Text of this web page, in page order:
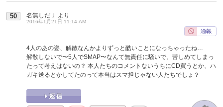
50 名無しだＪ より
2016年1月21日 11:14 AM
4人のあの姿、解散なんかよりずっと酷いことになっちゃったね…
解散しないで〜5人でSMAP〜なんて無責任に騒いで、苦しめてしまっ
たって考えはないの？ 本人たちのコメントないうちにCD買うとか、ハ
ガキ送るとかしてたのって本当はスマ担じゃない人たちでしょ？